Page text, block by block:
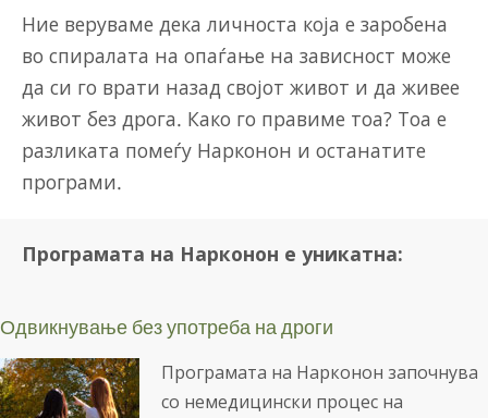
Ние веруваме дека личноста која е заробена
во спиралата на опаѓање на зависност може
да си го врати назад својот живот и да живее
живот без дрога. Како го правиме тоа? Тоа е
разликата помеѓу Нарконон и останатите
програми.
Програмата на Нарконон е уникатна:
Одвикнување без употреба на дроги
Програмата на Нарконон започнува
со немедицински процес на